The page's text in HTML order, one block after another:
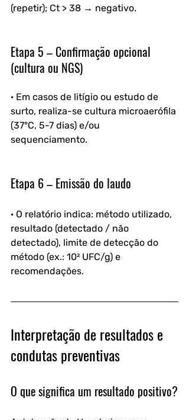
(repetir); Ct > 38 → negativo.
Etapa 5 – Confirmação opcional
(cultura ou NGS)
· Em casos de litígio ou estudo de
surto, realiza-se cultura microaerófila
(37°C, 5-7 dias) e/ou
sequenciamento.
Etapa 6 – Emissão do laudo
· O relatório indica: método utilizado,
resultado (detectado / não
detectado), limite de detecção do
método (ex.: 10² UFC/g) e
recomendações.
Interpretação de resultados e
condutas preventivas
O que significa um resultado positivo?